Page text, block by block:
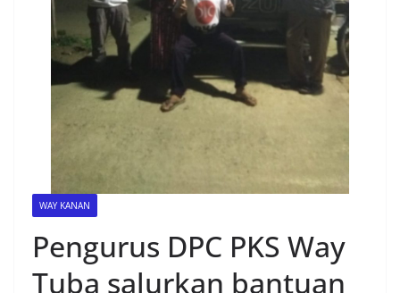
WAY KANAN
Pengurus DPC PKS Way
Tuba salurkan bantuan